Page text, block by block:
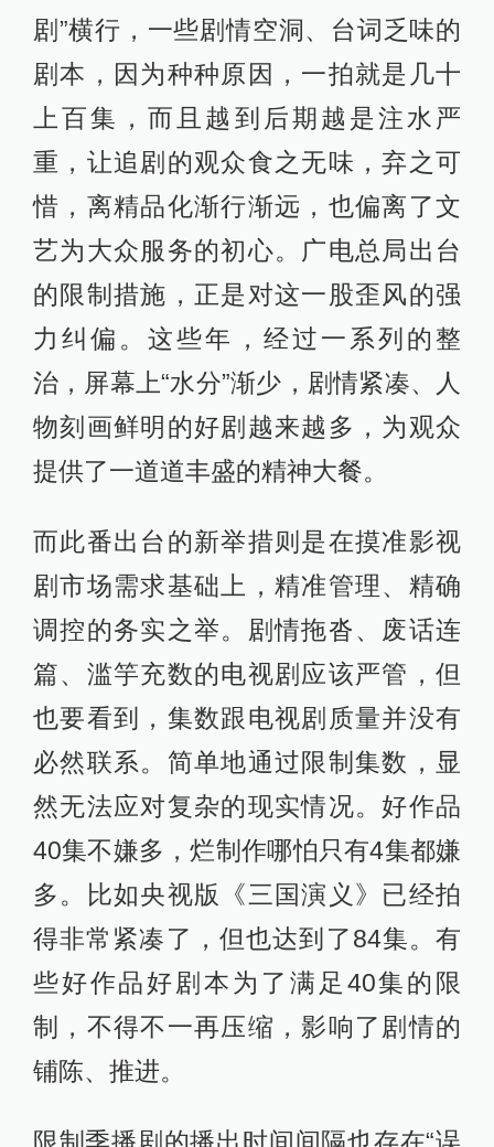
剧”横行，一些剧情空洞、台词乏味的
剧本，因为种种原因，一拍就是几十
上百集，而且越到后期越是注水严
重，让追剧的观众食之无味，弃之可
惜，离精品化渐行渐远，也偏离了文
艺为大众服务的初心。广电总局出台
的限制措施，正是对这一股歪风的强
力纠偏。这些年，经过一系列的整
治，屏幕上“水分”渐少，剧情紧凑、人
物刻画鲜明的好剧越来越多，为观众
提供了一道道丰盛的精神大餐。
而此番出台的新举措则是在摸准影视
剧市场需求基础上，精准管理、精确
调控的务实之举。剧情拖沓、废话连
篇、滥竽充数的电视剧应该严管，但
也要看到，集数跟电视剧质量并没有
必然联系。简单地通过限制集数，显
然无法应对复杂的现实情况。好作品
40集不嫌多，烂制作哪怕只有4集都嫌
多。比如央视版《三国演义》已经拍
得非常紧凑了，但也达到了84集。有
些好作品好剧本为了满足40集的限
制，不得不一再压缩，影响了剧情的
铺陈、推进。